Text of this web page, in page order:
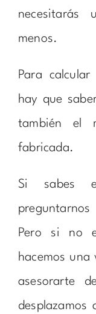
menos.
Para
hay que
también el
fabricada.
Si sabes
Pero si no
hacemos
asesorarte
desplazamos